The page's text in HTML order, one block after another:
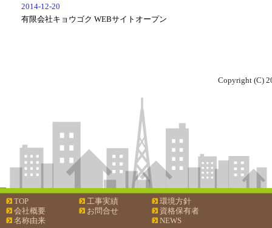
2014-12-20
有限会社キョウゴク WEBサイトオープン
Copyright (C)
TOP
会社概要
名称由来
工事実績
お問合せ
環境方針
資格保有者
NEWS